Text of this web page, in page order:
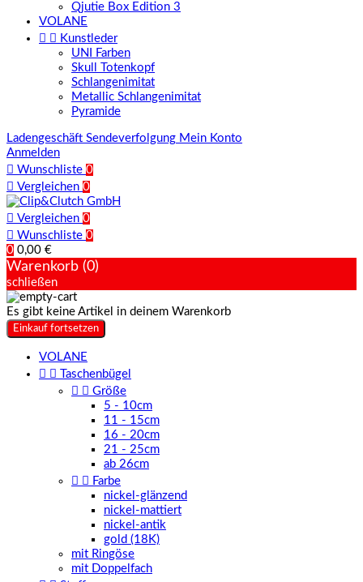
Qjutie Box Edition 3
VOLANE
  Kunstleder
UNI Farben
Skull Totenkopf
Schlangenimitat
Metallic Schlangenimitat
Pyramide
Ladengeschäft Sendeverfolgung Mein Konto
Anmelden
 Wunschliste 0
 Vergleichen 0
 Vergleichen 0
 Wunschliste 0
0 0,00 €
Warenkorb (0)
schließen
Es gibt keine Artikel in deinem Warenkorb
Einkauf fortsetzen
VOLANE
 
Taschenbügel
  Größe
5 - 10cm
11 - 15cm
16 - 20cm
21 - 25cm
ab 26cm
  Farbe
nickel-glänzend
nickel-mattiert
nickel-antik
gold (18K)
mit Ringöse
mit Doppelfach